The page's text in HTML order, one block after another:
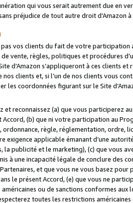
qui vous serait autrement due en
préjudice de tout autre droit
vos clients du fait de votre
vente, règles, politiques et procédures
d’Amazon s’appliqueront à ces clients
nos clients et, si l’un de nos clients vous
les coordonnées figurant sur le Site
et reconnaissez (a) que vous participerez
(b) que ni votre participation au
ordonnance, règle, réglementation, ordre,
exigence applicable émanant d’une
la publicité et le marketing), (c) que vous
à une incapacité légale de conclure des
et que vous ne vous basez
le présent Accord, (e) que vous ne
ou de sanctions conformes
toutes les restrictions